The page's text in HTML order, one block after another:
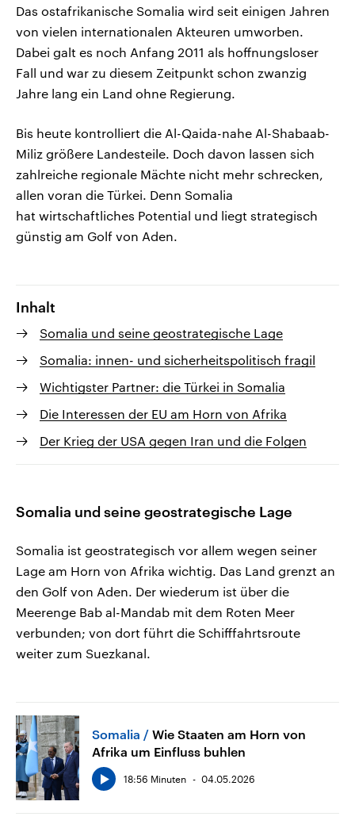
Das ostafrikanische Somalia wird seit einigen Jahren
von vielen internationalen Akteuren umworben.
Dabei galt es noch Anfang 2011 als hoffnungsloser
Fall und war zu diesem Zeitpunkt schon zwanzig
Jahre lang ein Land ohne Regierung.
Bis heute kontrolliert die Al-Qaida-nahe Al-Shabaab-
Miliz größere Landesteile. Doch davon lassen sich
zahlreiche regionale Mächte nicht mehr schrecken,
allen voran die Türkei. Denn Somalia
hat wirtschaftliches Potential und liegt strategisch
günstig am Golf von Aden.
Inhalt
Somalia und seine geostrategische Lage
Somalia: innen- und sicherheitspolitisch fragil
Wichtigster Partner: die Türkei in Somalia
Die Interessen der EU am Horn von Afrika
Der Krieg der USA gegen Iran und die Folgen
Somalia und seine geostrategische Lage
Somalia ist geostrategisch vor allem wegen seiner
Lage am Horn von Afrika wichtig. Das Land grenzt an
den Golf von Aden. Der wiederum ist über die
Meerenge Bab al-Mandab mit dem Roten Meer
verbunden; von dort führt die Schifffahrtsroute
weiter zum Suezkanal.
Somalia
Wie Staaten am Horn von
Afrika um Einfluss buhlen
18:56 Minuten 04.05.2026